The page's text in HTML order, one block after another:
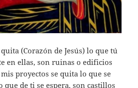
(Corazón de Jesús) lo que tú
en ellas, son ruinas o edificios
proyectos se quita lo que se
que de ti se espera, son castillos